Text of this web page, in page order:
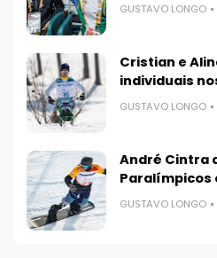
GUSTAVO LONGO
Cristian e
individuais
GUSTAVO LONGO
André Cintra
Paralímpicos
GUSTAVO LONGO